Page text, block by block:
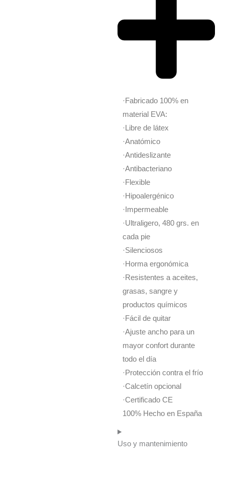
·Fabricado 100% en
material EVA:
·Libre de látex
·Anatómico
·Antideslizante
·Antibacteriano
·Flexible
·Hipoalergénico
·Impermeable
·Ultraligero, 480 grs. en
cada pie
·Silenciosos
·Horma ergonómica
·Resistentes a aceites,
grasas, sangre y
productos químicos
·Fácil de quitar
·Ajuste ancho para un
mayor confort durante
todo el día
·Protección contra el frío
·Calcetín opcional
·Certificado CE
100% Hecho en España
Uso y mantenimiento